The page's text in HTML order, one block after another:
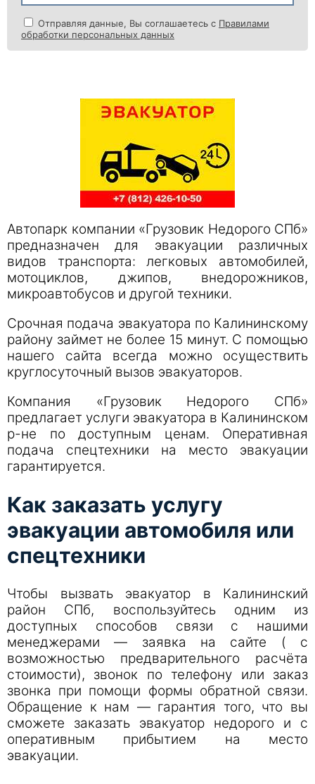
Отправляя данные, Вы соглашаетесь с Правилами
обработки персональных данных
Автопарк компании «Грузовик Недорого СПб»
предназначен для эвакуации различных
видов транспорта: легковых автомобилей,
мотоциклов, джипов, внедорожников,
микроавтобусов и другой техники.
Срочная подача эвакуатора по Калининскому
району займет не более 15 минут. С помощью
нашего сайта всегда можно осуществить
круглосуточный вызов эвакуаторов.
Компания «Грузовик Недорого СПб»
предлагает услуги эвакуатора в Калининском
р-не по доступным ценам. Оперативная
подача спецтехники на место эвакуации
гарантируется.
Как заказать услугу
эвакуации автомобиля или
спецтехники
Чтобы вызвать эвакуатор в Калининский
район СПб, воспользуйтесь одним из
доступных способов связи с нашими
менеджерами — заявка на сайте ( с
возможностью предварительного расчёта
стоимости), звонок по телефону или заказ
звонка при помощи формы обратной связи.
Обращение к нам — гарантия того, что вы
сможете заказать эвакуатор недорого и с
оперативным прибытием на место
эвакуации.